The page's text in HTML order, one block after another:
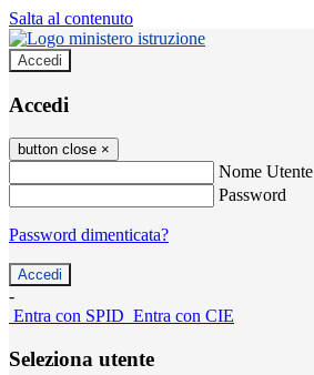
Salta al contenuto
Accedi
Accedi
button close ×
Nome Utente
Password
Password dimenticata?
-
Entra con SPID Entra con CIE
Seleziona utente